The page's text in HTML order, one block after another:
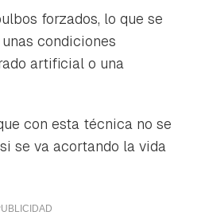
forzados, lo que se
condiciones
artificial o una
con esta técnica no se
se va acortando la vida